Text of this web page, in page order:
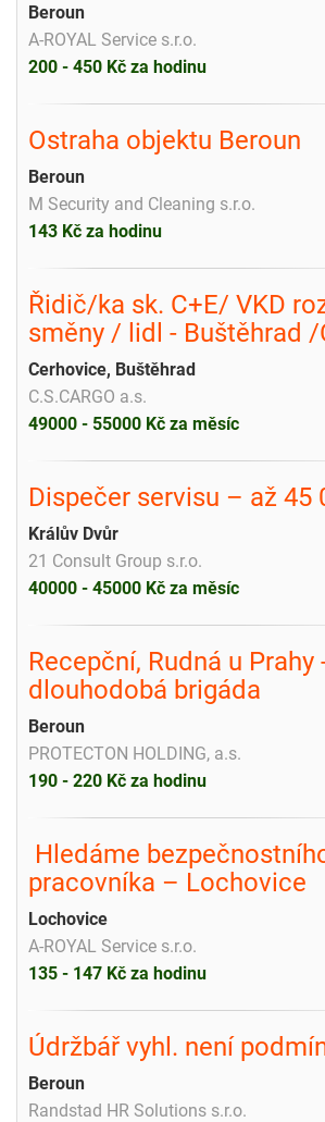
Beroun
A-ROYAL Service s.r.o.
200 - 450 Kč za hodinu
Ostraha objektu Beroun
Beroun
M Security and Cleaning s.r.o.
143 Kč za hodinu
Řidič/ka sk. C+E/ VKD
směny / lidl - Buštěhrad
Cerhovice, Buštěhrad
C.S.CARGO a.s.
49000 - 55000 Kč za měsíc
Dispečer servisu – až 45
Králův Dvůr
21 Consult Group s.r.o.
40000 - 45000 Kč za měsíc
Recepční, Rudná u Prahy
dlouhodobá brigáda
Beroun
PROTECTON HOLDING, a.s.
190 - 220 Kč za hodinu
Hledáme
pracovníka – Lochovice
Lochovice
A-ROYAL Service s.r.o.
135 - 147 Kč za hodinu
Údržbář vyhl. není
Beroun
Randstad HR Solutions s.r.o.